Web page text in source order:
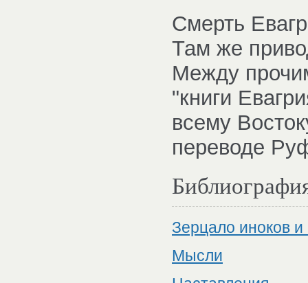
Смерть
Там же
Между
"книги
всему
переводе
Зерцало иноков и
Мысли